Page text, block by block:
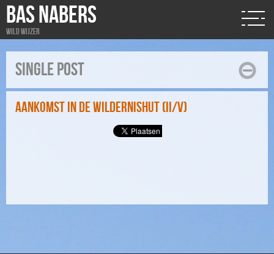
BAS NABERS
Wild wijzer
Single post
Aankomst in de wildernishut (II/V)